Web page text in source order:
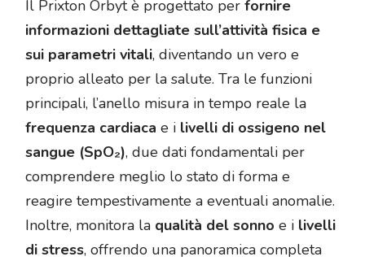
Il Prixton Orbyt è progettato per fornire
informazioni dettagliate sull’attività fisica e
sui parametri vitali, diventando un vero e
proprio alleato per la salute. Tra le funzioni
principali, l’anello misura in tempo reale la
frequenza cardiaca e i livelli di ossigeno nel
sangue (SpO₂), due dati fondamentali per
comprendere meglio lo stato di forma e
reagire tempestivamente a eventuali anomalie.
Inoltre, monitora la qualità del sonno e i livelli
di stress, offrendo una panoramica completa